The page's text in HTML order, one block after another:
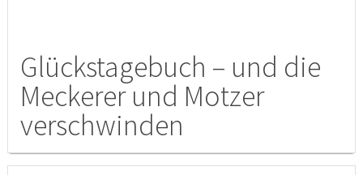
Glückstagebuch – und die
Meckerer und Motzer
verschwinden